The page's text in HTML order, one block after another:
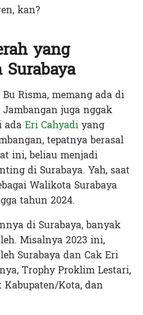
kan?
yang
Risma, memang ada di
juga nggak
adaEri Cahyadiyang
tepatnya berasal
ini, beliau menjadi
di Surabaya. Yah, saat
Walikota Surabaya
tahun 2024.
di Surabaya, banyak
Misalnya 2023 ini,
Surabaya dan Cak Eri
Trophy Proklim Lestari,
Kota, dan